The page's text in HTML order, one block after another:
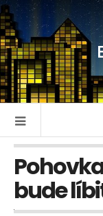
bude